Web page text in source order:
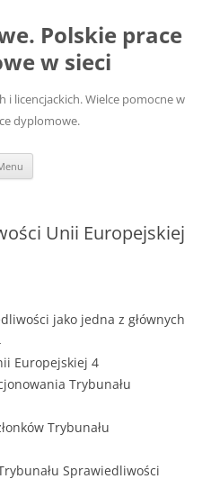
Polskie prace
w sieci
i licencjackich. Wielce pomocne w
dyplomowe.
Unii Europejskiej
jako jedna z głównych
Europejskiej 4
Trybunału
Trybunału
Sprawiedliwości